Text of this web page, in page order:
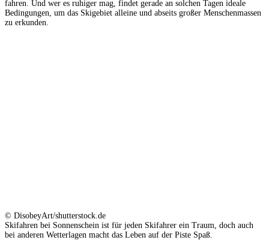
fahren. Und wer es ruhiger mag, findet gerade an solchen Tagen ideale
Bedingungen, um das Skigebiet alleine und abseits großer Menschenmassen
zu erkunden.
© DisobeyArt/shutterstock.de
Skifahren bei Sonnenschein ist für jeden Skifahrer ein Traum, doch auch
bei anderen Wetterlagen macht das Leben auf der Piste Spaß.